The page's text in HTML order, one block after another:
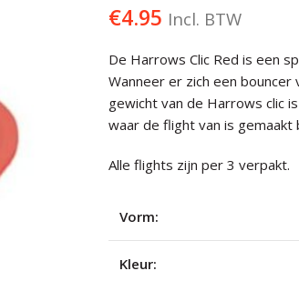
€4.95 Incl. BTW
De Harrows Clic Red is een
Wanneer er zich een
gewicht van de Harrows clic
waar de flight van is gemaakt
Alle flights zijn per 3 verpakt.
Vorm:
Kleur: